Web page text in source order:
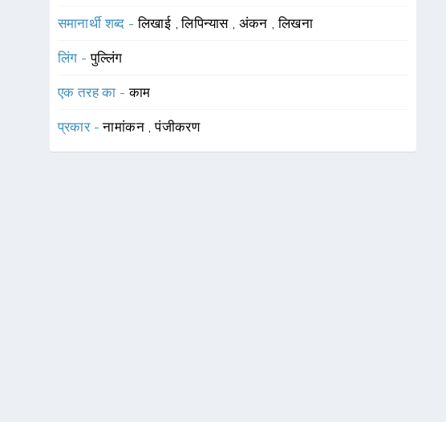
समानार्थी शब्द -लिखाई ,लिपिन्यास , अंकन ,लिखना
लिंग -पुल्लिंग
एक तरह का -काम
प्रकार -नामांकन ,पंजीकरण